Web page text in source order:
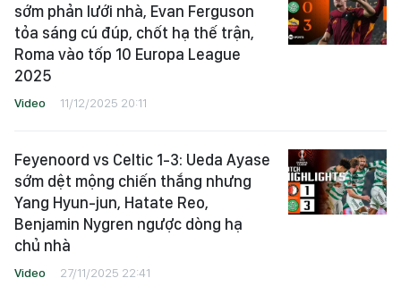
sớm phản lưới nhà, Evan Ferguson
tỏa sáng cú đúp, chốt hạ thế trận,
Roma vào tốp 10 Europa League
2025
Video 11/12/2025 20:11
Feyenoord vs Celtic 1-3: Ueda Ayase
sớm dệt mộng chiến thắng nhưng
Yang Hyun-jun, Hatate Reo,
Benjamin Nygren ngược dòng hạ
chủ nhà
Video 27/11/2025 22:41